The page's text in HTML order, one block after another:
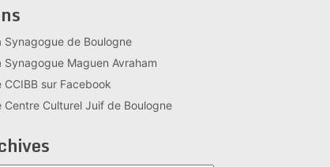
Synagogue de Boulogne
Synagogue Maguen Avraham
CCIBB sur Facebook
Centre Culturel Juif de Boulogne